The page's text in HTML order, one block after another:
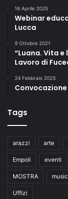
16 Aprile 2025
Webinar
Lucca
9 Ottobre 2021
“Luana. Vita
Lavoro di
24 Febbraio 2025
Tags
arazzi arte
Empoli eventi
MOSTRA
Uffizi